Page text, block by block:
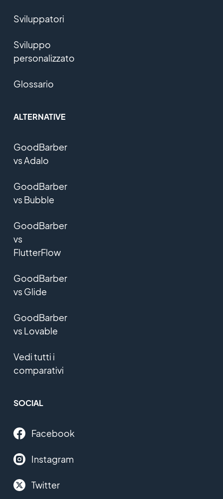
Sviluppatori
Sviluppo
personalizzato
Glossario
ALTERNATIVE
GoodBarber
vs Adalo
GoodBarber
vs Bubble
GoodBarber
vs
FlutterFlow
GoodBarber
vs Glide
GoodBarber
vs Lovable
Vedi tutti i
comparativi
SOCIAL
Facebook
Instagram
Twitter